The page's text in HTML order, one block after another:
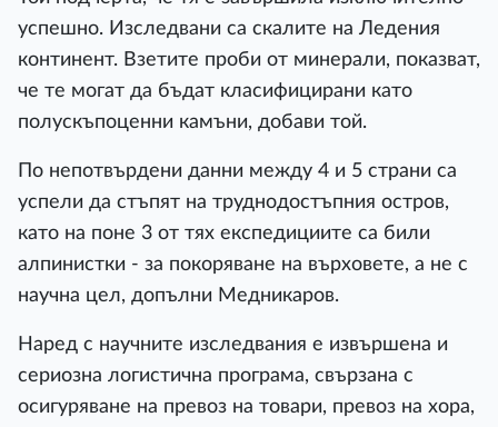
успешно. Изследвани са скалите на Ледения
континент. Взетите проби от минерали, показват,
че те могат да бъдат класифицирани като
полускъпоценни камъни, добави той.
По непотвърдени данни между 4 и 5 страни са
успели да стъпят на труднодостъпния остров,
като на поне 3 от тях експедициите са били
алпинистки - за покоряване на върховете, а не с
научна цел, допълни Медникаров.
Наред с научните изследвания е извършена и
сериозна логистична програма, свързана с
осигуряване на превоз на товари, превоз на хора,